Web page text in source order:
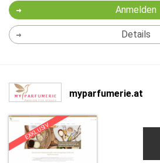
Anmelden
Details
myparfumerie.at
EXKLUSIV